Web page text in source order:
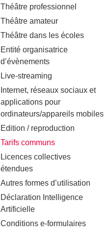
Théâtre professionnel
Théâtre amateur
Théâtre dans les écoles
Entité organisatrice
d’évènements
Live-streaming
Internet, réseaux sociaux et
applications pour
ordinateurs/appareils mobiles
Edition / reproduction
Tarifs communs
Licences collectives
étendues
Autres formes d’utilisation
Déclaration Intelligence
Artificielle
Conditions e-formulaires